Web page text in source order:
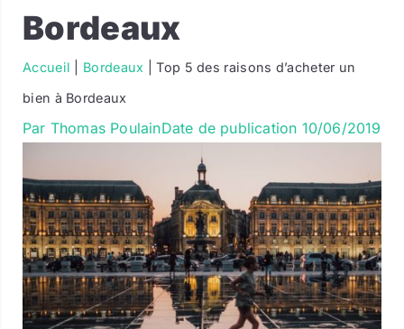
Bordeaux
Accueil Bordeaux |Top 5 des raisons d’acheter un
bien à Bordeaux
Par Thomas PoulainDate de publication 10/06/2019